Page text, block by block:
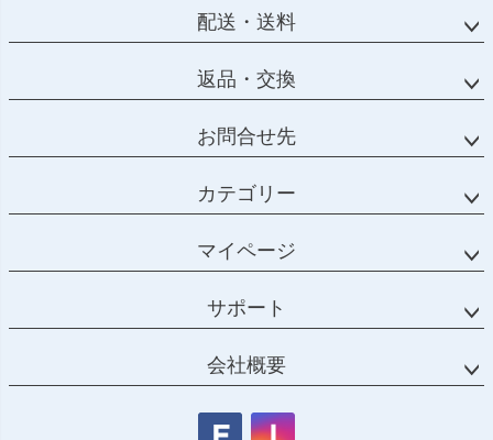
配送・送料
返品・交換
お問合せ先
カテゴリー
マイページ
サポート
会社概要